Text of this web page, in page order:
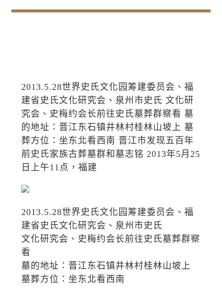
2013.5.28世界史氏文化园筹建委员会、福
建省史氏文化研究会、泉州市史氏 文化研
究会、史梅约会长前往史氏墓葬群察看 墓
的地址：晋江东石镇井林村桂林山坡上 墓
葬方位：坐东北看西南 晋江市发现五百年
前史氏家族古葬墓群和墓志铭 2013年5月25
日上午11点，福建
2013.5.28世界史氏文化园筹建委员会、福
建省史氏文化研究会、泉州市史氏
文化研究会、史梅约会长前往史氏墓葬群察
看
墓的地址：晋江东石镇井林村桂林山坡上
墓葬方位：坐东北看西南